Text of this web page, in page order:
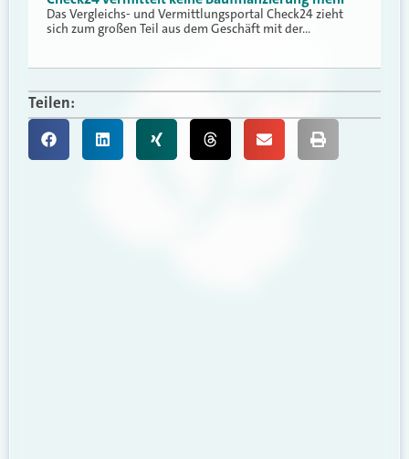
Das Vergleichs- und Vermittlungsportal Check24 zieht
sich zum großen Teil aus dem Geschäft mit der…
Teilen: